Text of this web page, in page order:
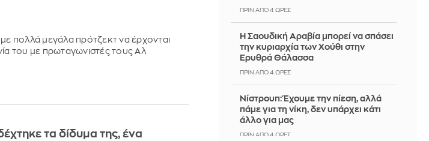
πολλά μεγάλα πρότζεκτ να έρχονται
του με πρωταγωνιστές τους Αλ
τα δίδυμα της, ένα
ΠΡΙΝ ΑΠΌ 4 ΏΡΕΣ
Η Σαουδική Αραβία μπορεί να σπάσει
την κυριαρχία των Χούθι στην
Ερυθρά Θάλασσα
ΠΡΙΝ ΑΠΌ 4 ΏΡΕΣ
Νίστρουπ: Έχουμε την πίεση, αλλά
πάμε για τη νίκη, δεν υπάρχει κάτι
άλλο για μας
ΠΡΙΝ ΑΠΌ 4 ΏΡΕΣ